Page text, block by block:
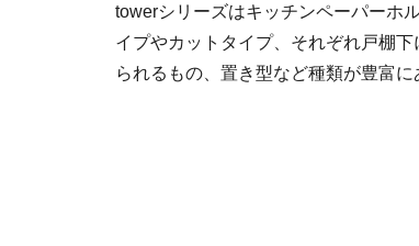
towerシリーズはキッチンペーパーホ
イプやカットタイプ、それぞれ戸棚
られるもの、置き型など種類が豊富に